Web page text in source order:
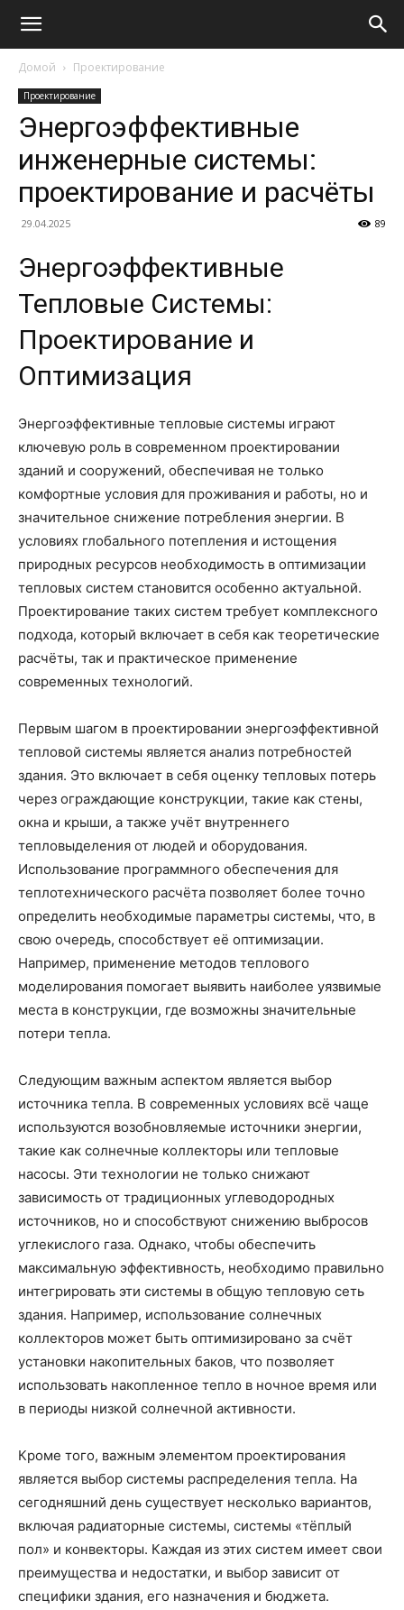
Домой Проектирование
Проектирование
Энергоэффективные
инженерные системы:
проектирование и расчёты
29.04.2025 89
Энергоэффективные
Тепловые Системы:
Проектирование и
Оптимизация
Энергоэффективные тепловые системы играют
ключевую роль в современном проектировании
зданий и сооружений, обеспечивая не только
комфортные условия для проживания и работы, но и
значительное снижение потребления энергии. В
условиях глобального потепления и истощения
природных ресурсов необходимость в оптимизации
тепловых систем становится особенно актуальной.
Проектирование таких систем требует комплексного
подхода, который включает в себя как теоретические
расчёты, так и практическое применение
современных технологий.
Первым шагом в проектировании энергоэффективной
тепловой системы является анализ потребностей
здания. Это включает в себя оценку тепловых потерь
через ограждающие конструкции, такие как стены,
окна и крыши, а также учёт внутреннего
тепловыделения от людей и оборудования.
Использование программного обеспечения для
теплотехнического расчёта позволяет более точно
определить необходимые параметры системы, что, в
свою очередь, способствует её оптимизации.
Например, применение методов теплового
моделирования помогает выявить наиболее уязвимые
места в конструкции, где возможны значительные
потери тепла.
Следующим важным аспектом является выбор
источника тепла. В современных условиях всё чаще
используются возобновляемые источники энергии,
такие как солнечные коллекторы или тепловые
насосы. Эти технологии не только снижают
зависимость от традиционных углеводородных
источников, но и способствуют снижению выбросов
углекислого газа. Однако, чтобы обеспечить
максимальную эффективность, необходимо правильно
интегрировать эти системы в общую тепловую сеть
здания. Например, использование солнечных
коллекторов может быть оптимизировано за счёт
установки накопительных баков, что позволяет
использовать накопленное тепло в ночное время или
в периоды низкой солнечной активности.
Кроме того, важным элементом проектирования
является выбор системы распределения тепла. На
сегодняшний день существует несколько вариантов,
включая радиаторные системы, системы «тёплый
пол» и конвекторы. Каждая из этих систем имеет свои
преимущества и недостатки, и выбор зависит от
специфики здания, его назначения и бюджета.